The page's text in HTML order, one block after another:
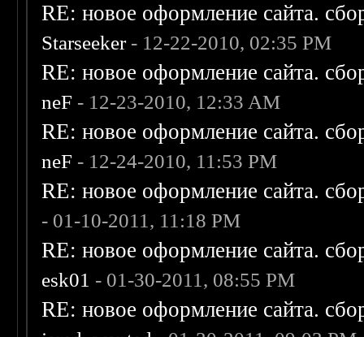
RE: новое оформление сайта.
Starseeker- 12-22-2010, 02:35 PM
RE: новое оформление сайта.
neF - 12-23-2010, 12:33 AM
RE: новое оформление сайта.
neF - 12-24-2010, 11:53 PM
RE: новое оформление сайта.
- 01-10-2011, 11:18 PM
RE: новое оформление сайта.
esk01 - 01-30-2011, 08:55 PM
RE: новое оформление сайта.